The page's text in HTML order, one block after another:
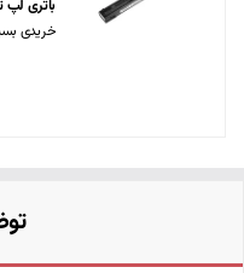
باتری لپ
خریدی